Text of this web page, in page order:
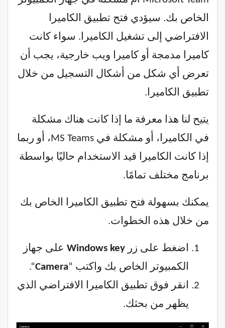
الخاص بك. سيؤدي فتح تطبيق الكاميرا
الافتراضي إلى تشغيل الكاميرا. سواء كانت
كاميرا مدمجة أو كاميرا ويب خارجية، يجب أن
تعرض أي شكل من أشكال التسجيل من خلال
تطبيق الكاميرا.
يتيح لنا هذا معرفة ما إذا كانت هناك مشكلة
في الكاميرا، أو مشكلة في MS Teams، أو ربما
إذا كانت الكاميرا قيد الاستخدام حاليًا بواسطة
برنامج مختلف تمامًا.
يمكنك بسهولة فتح تطبيق الكاميرا الخاص بك
من خلال هذه الخطوات.
اضغط على زر Windows key على جهاز
الكمبيوتر الخاص بك واكتب “Camera
“.
انقر فوق تطبيق الكاميرا الافتراضي الذي
يظهر من بحثك.